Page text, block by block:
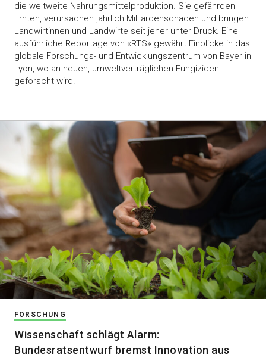
die weltweite Nahrungsmittelproduktion. Sie gefährden
Ernten, verursachen jährlich Milliardenschäden und bringen
Landwirtinnen und Landwirte seit jeher unter Druck. Eine
ausführliche Reportage von «RTS» gewährt Einblicke in das
globale Forschungs- und Entwicklungszentrum von Bayer in
Lyon, wo an neuen, umweltverträglichen Fungiziden
geforscht wird.
FORSCHUNG
Wissenschaft schlägt Alarm:
Bundesratsentwurf bremst Innovation aus